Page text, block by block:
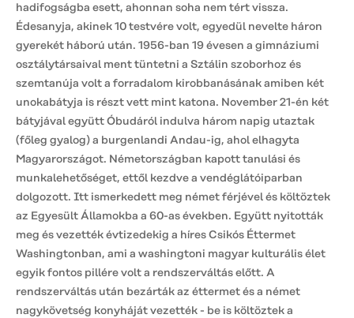
hadifogságba esett, ahonnan soha nem tért vissza.
Édesanyja, akinek 10 testvére volt, egyedül nevelte háron
gyerekét háború után. 1956-ban 19 évesen a gimnáziumi
osztálytársaival ment tüntetni a Sztálin szoborhoz és
szemtanúja volt a forradalom kirobbanásának amiben két
unokabátyja is részt vett mint katona. November 21-én két
bátyjával együtt Óbudáról indulva három napig utaztak
(főleg gyalog) a burgenlandi Andau-ig, ahol elhagyta
Magyarországot. Németországban kapott tanulási és
munkalehetőséget, ettől kezdve a vendéglátóiparban
dolgozott. Itt ismerkedett meg német férjével és költöztek
az Egyesült Államokba a 60-as években. Együtt nyitották
meg és vezették évtizedekig a híres Csikós Éttermet
Washingtonban, ami a washingtoni magyar kulturális élet
egyik fontos pillére volt a rendszerváltás előtt. A
rendszerváltás után bezárták az éttermet és a német
nagykövetség konyháját vezették - be is költöztek a